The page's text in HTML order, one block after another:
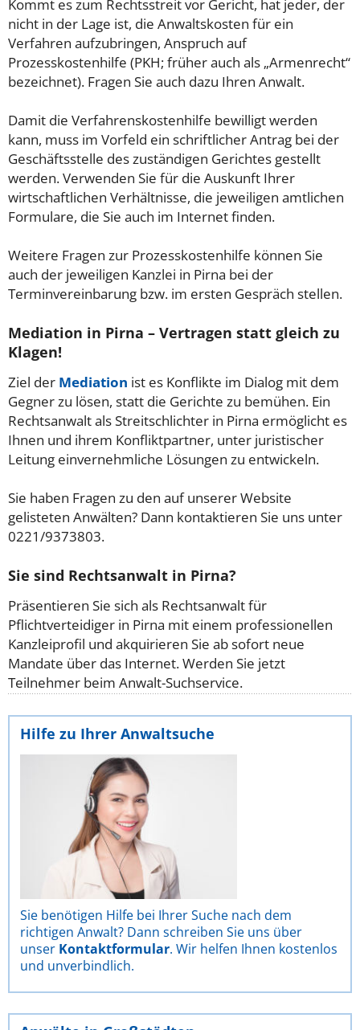
Kommt es zum Rechtsstreit vor Gericht, hat jeder, der
nicht in der Lage ist, die Anwaltskosten für ein
Verfahren aufzubringen, Anspruch auf
Prozesskostenhilfe (PKH; früher auch als „Armenrecht“
bezeichnet). Fragen Sie auch dazu Ihren Anwalt.
Damit die Verfahrenskostenhilfe bewilligt werden
kann, muss im Vorfeld ein schriftlicher Antrag bei der
Geschäftsstelle des zuständigen Gerichtes gestellt
werden. Verwenden Sie für die Auskunft Ihrer
wirtschaftlichen Verhältnisse, die jeweiligen amtlichen
Formulare, die Sie auch im Internet finden.
Weitere Fragen zur Prozesskostenhilfe können Sie
auch der jeweiligen Kanzlei in Pirna bei der
Terminvereinbarung bzw. im ersten Gespräch stellen.
Mediation in Pirna – Vertragen statt gleich zu
Klagen!
Ziel der Mediation ist es Konflikte im Dialog mit dem
Gegner zu lösen, statt die Gerichte zu bemühen. Ein
Rechtsanwalt als Streitschlichter in Pirna ermöglicht es
Ihnen und ihrem Konfliktpartner, unter juristischer
Leitung einvernehmliche Lösungen zu entwickeln.
Sie haben Fragen zu den auf unserer Website
gelisteten Anwälten? Dann kontaktieren Sie uns unter
0221/9373803.
Sie sind Rechtsanwalt in Pirna?
Präsentieren Sie sich als Rechtsanwalt für
Pflichtverteidiger in Pirna mit einem professionellen
Kanzleiprofil und akquirieren Sie ab sofort neue
Mandate über das Internet. Werden Sie jetzt
Teilnehmer beim Anwalt-Suchservice.
Hilfe zu Ihrer Anwaltsuche
Sie benötigen Hilfe bei Ihrer Suche nach dem
richtigen Anwalt? Dann schreiben Sie uns über
unser Kontaktformular. Wir helfen Ihnen kostenlos
und unverbindlich.